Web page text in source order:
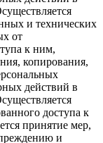
и технических
от
к ним,
копирования,
действий в
доступа к
принятие мер,
и